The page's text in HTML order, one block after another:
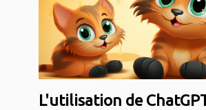
L'utilisation de